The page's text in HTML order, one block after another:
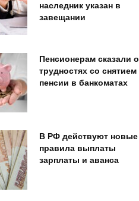
наследник указан в
завещании
Пенсионерам сказали о
трудностях со снятием
пенсии в банкоматах
В РФ действуют новые
правила выплаты
зарплаты и аванса